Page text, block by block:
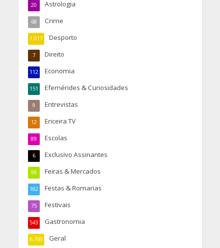
Astrologia
20
Crime
68
Desporto
1.017
Direito
7
Economia
112
Efemérides & Curiosidades
151
Entrevistas
9
Ericeira TV
12
Escolas
89
Exclusivo Assinantes
6
Feiras & Mercados
69
Festas & Romarias
182
Festivais
75
Gastronomia
543
Geral
6.769